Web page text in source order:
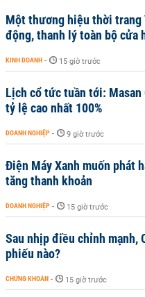
Một thương hiệu thời trang
động, thanh lý toàn bộ cửa
KINH DOANH - 15 giờ trước
Lịch cổ tức tuần tới: Masan
tỷ lệ cao nhất 100%
DOANH NGHIỆP - 9 giờ trước
Điện Máy Xanh muốn phát
tăng thanh khoản
DOANH NGHIỆP - 15 giờ trước
Sau nhịp điều chỉnh mạnh,
phiếu nào?
CHỨNG KHOÁN - 15 giờ trước